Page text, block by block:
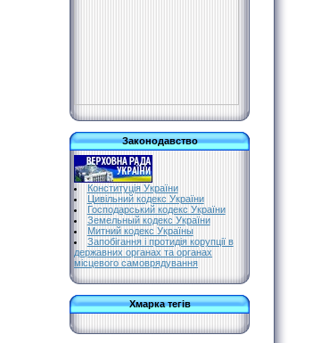
Законодавство
Конституція України
Цивільний кодекс України
Господарський кодекс України
Земельный кодекс України
Митний кодекс Україны
Запобігання і протидія корупції в
державних органах та органах
місцевого самоврядування
Хмарка тегів